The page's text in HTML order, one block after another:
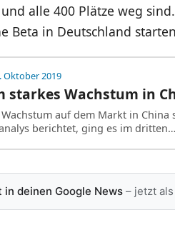
alle 400 Plätze weg
Beta in Deutschland
Oktober 2019
starkes Wachstum in
auf dem Markt in China
berichtet, ging es im dritten…
in deinen Google News– jetzt als